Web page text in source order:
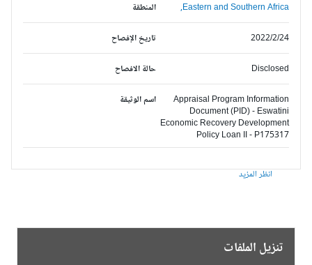
المنطقة Eastern and Southern Africa,
تاريخ الإفصاح 2022/2/24
حالة الافصاح Disclosed
اسم الوثيقة
Appraisal Program Information
Document (PID) - Eswatini
Economic Recovery Development
Policy Loan II - P175317
انظر المزيد
تنزيل الملفات